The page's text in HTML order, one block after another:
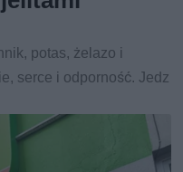
potas, żelazo i
serce i odporność. Jedz